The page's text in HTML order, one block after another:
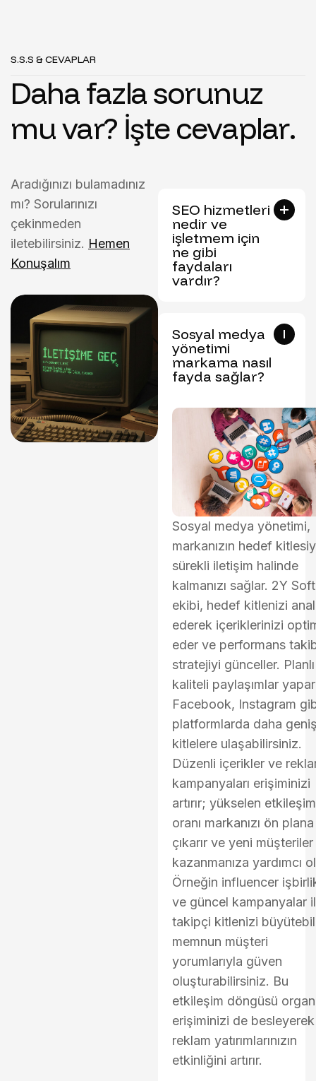
S.S.S & CEVAPLAR
Dahafazlasorunuz
muvar? İştecevaplar.
Aradığınızı bulamadınız
mı? Sorularınızı
çekinmeden
iletebilirsiniz. Hemen
Konuşalım
SEO hizmetleri
nedir ve
işletmem için
ne gibi
faydaları
vardır?
Sosyal medya
yönetimi
markama nasıl
fayda sağlar?
Sosyal medya yönetimi,
markanızın hedef
sürekli iletişim halinde
kalmanızı sağlar. 2Y Soft
ekibi, hedef kitlenizi
ederek içeriklerinizi
eder ve performans
stratejiyi günceller.
kaliteli paylaşımlar
Facebook, Instagram
platformlarda daha
kitlelere ulaşabilirsiniz.
Düzenli içerikler ve
kampanyaları erişiminizi
artırır; yükselen etkileşim
oranı markanızı ön plana
çıkarır ve yeni müşteriler
kazanmanıza yardımcı
Örneğin influencer
ve güncel kampanyalar
takipçi kitlenizi
memnun müşteri
yorumlarıyla güven
oluşturabilirsiniz. Bu
etkileşim döngüsü
erişiminizi de besleyerek
reklam yatırımlarınızın
etkinliğini artırır.